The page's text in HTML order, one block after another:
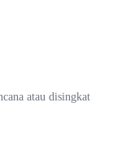
atau disingkat